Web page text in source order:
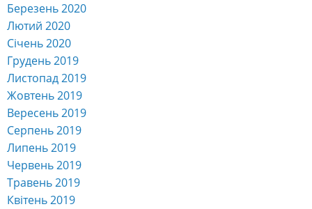
Березень 2020
Лютий 2020
Січень 2020
Грудень 2019
Листопад 2019
Жовтень 2019
Вересень 2019
Серпень 2019
Липень 2019
Червень 2019
Травень 2019
Квітень 2019